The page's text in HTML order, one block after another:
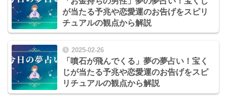
が当たる予兆や恋愛運のお告げをスピリ
チュアルの観点から解説
2025-02-26
「噴石が飛んでくる」夢の夢占い！宝く
じが当たる予兆や恋愛運のお告げをスピ
リチュアルの観点から解説